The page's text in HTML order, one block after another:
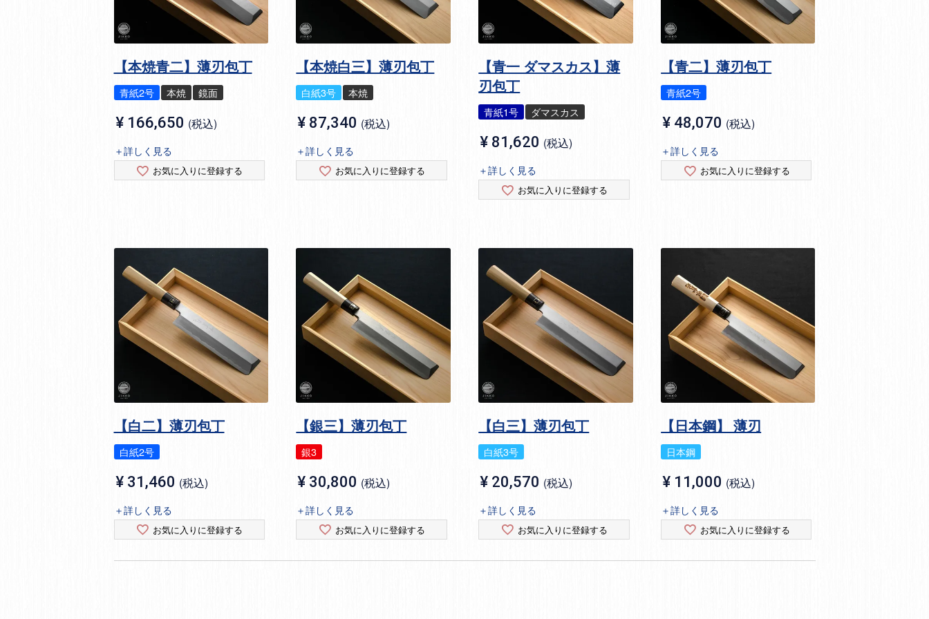
【本焼青二】薄刃包丁
青紙2号 本焼 鏡面
¥ 166,650 税込
＋詳しく見る
お気に入りに登録する
【本焼白三】薄刃包丁
白紙3号 本焼
¥ 87,340 税込
＋詳しく見る
お気に入りに登録する
【青一 ダマスカス】薄
刃包丁
青紙1号 ダマスカス
¥ 81,620 税込
＋詳しく見る
お気に入りに登録する
【青二】薄刃包丁
青紙2号
¥ 48,070 税込
＋詳しく見る
お気に入りに登録する
【白二】薄刃包丁
白紙2号
¥ 31,460 税込
＋詳しく見る
お気に入りに登録する
【銀三】薄刃包丁
銀3
¥ 30,800 税込
＋詳しく見る
お気に入りに登録する
【白三】薄刃包丁
白紙3号
¥ 20,570 税込
＋詳しく見る
お気に入りに登録する
【日本鋼】 薄刃
日本鋼
¥ 11,000 税込
＋詳しく見る
お気に入りに登録する